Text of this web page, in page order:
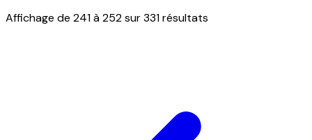
Affichage de 241à252sur331résultats